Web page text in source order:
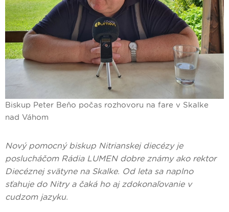
Biskup Peter Beňo počas rozhovoru na fare v Skalke
nad Váhom
Nový pomocný biskup Nitrianskej diecézy je
poslucháčom Rádia LUMEN dobre známy ako rektor
Diecéznej svätyne na Skalke. Od leta sa naplno
sťahuje do Nitry a čaká ho aj zdokonaľovanie v
cudzom jazyku.